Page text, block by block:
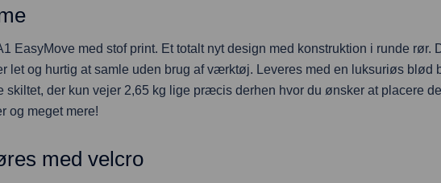
EasyMove med stof print. Et totalt nyt design med konstruktion i runde
let og hurtig at samle uden brug af værktøj. Leveres med en luksuriøs
skiltet, der kun vejer 2,65 kg lige præcis derhen hvor du ønsker at placere
og meget mere!
med velcro